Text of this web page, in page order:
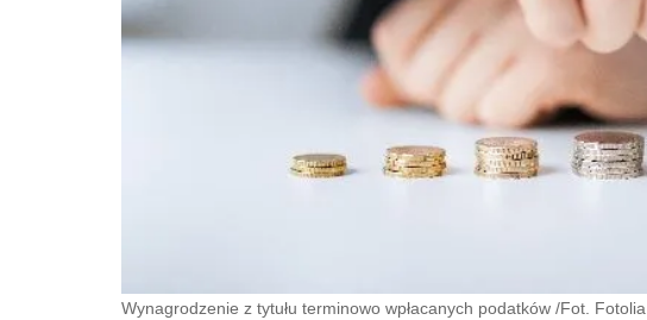
Wynagrodzenie z tytułu terminowo wpłacanych podatków /Fot. Fotolia